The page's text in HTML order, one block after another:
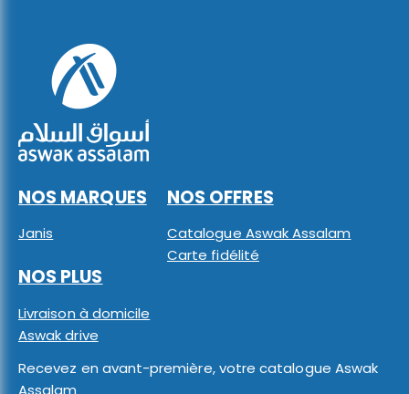
NOS MARQUES
Janis
NOS OFFRES
Catalogue Aswak Assalam
Carte fidélité
NOS PLUS
Livraison à domicile
Aswak drive
Recevez en avant-première, votre catalogue Aswak
Assalam